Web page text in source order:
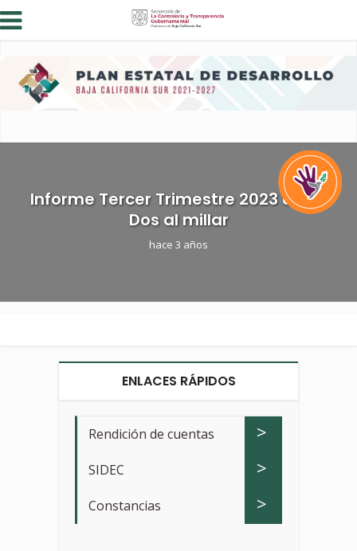
Informe Tercer Trimestre 2023 Uno y
Dos al millar
hace 3 años
ENLACES RÁPIDOS
Rendición de cuentas >
SIDEC >
Constancias >